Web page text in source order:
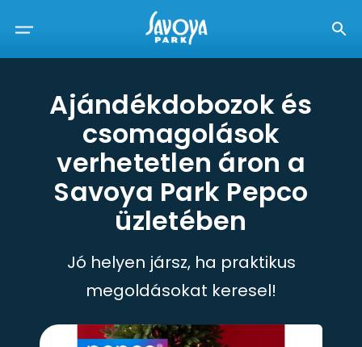
Ajándékdobozok és
csomagolások
verhetetlen áron a
Savoya Park Pepco
üzletében
Jó helyen jársz, ha praktikus
megoldásokat keresel!